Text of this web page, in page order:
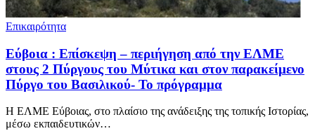
Επικαιρότητα
Εύβοια : Επίσκεψη – περιήγηση από την ΕΛΜΕ
στους 2 Πύργους του Μύτικα και στον παρακείμενο
Πύργο του Βασιλικού- Το πρόγραμμα
Η ΕΛΜΕ Εύβοιας, στο πλαίσιο της ανάδειξης της τοπικής Ιστορίας,
μέσω εκπαιδευτικών…